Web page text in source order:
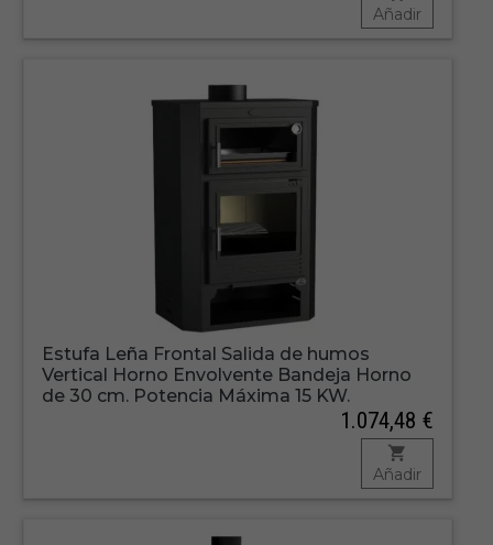
Añadir
Estufa Leña Frontal Salida de humos
Vertical Horno Envolvente Bandeja Horno
de 30 cm. Potencia Máxima 15 KW.
1.074,48 €
Añadir